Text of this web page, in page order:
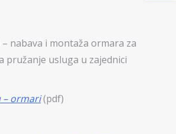
nabava i montaža ormara za
pružanje usluga u zajednici
– ormari(pdf)